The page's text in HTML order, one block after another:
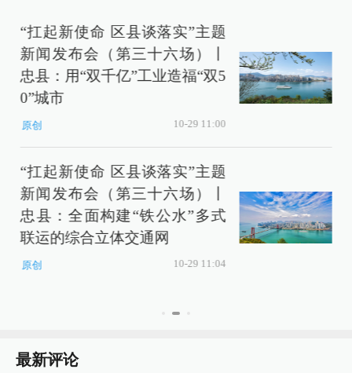
“扛起新使命 区县谈落实”主题
新闻发布会（第三十六场）丨
忠县：用“双千亿”工业造福“双5
0”城市
原创 10-29 11:00
“扛起新使命 区县谈落实”主题
新闻发布会（第三十六场）丨
忠县：全面构建“铁公水”多式
联运的综合立体交通网
原创 10-29 11:04
最新评论